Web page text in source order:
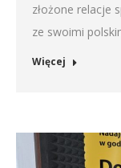
złożone relacje
ze swoimi
Więcej